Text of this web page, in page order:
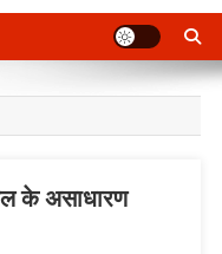
के असाधारण